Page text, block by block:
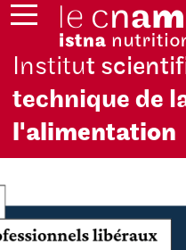
Institut
technique de
l'alimentation